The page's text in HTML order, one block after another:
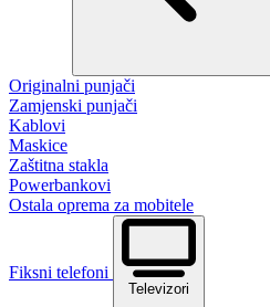
Originalni punjači
Zamjenski punjači
Kablovi
Maskice
Zaštitna stakla
Powerbankovi
Ostala oprema za mobitele
Fiksni telefoni
Televizori